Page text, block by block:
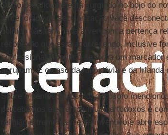
Outro desafio que está surgindo no bojo do
terceiro tipo de secularização você
político não tem nada a ver com a pertença
reconexão que está acontecendo, inclusive
confessional e político se torna um marcador
agrupam. É o caso da Iugoslávia e da Irlanda
Sobre o pentecostalismo, o filósofo
percebemos elementos muito ortodoxos e
religião é tremendamente inventivo e abre